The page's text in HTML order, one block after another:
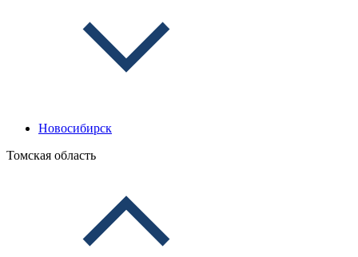
Новосибирск
Томская область